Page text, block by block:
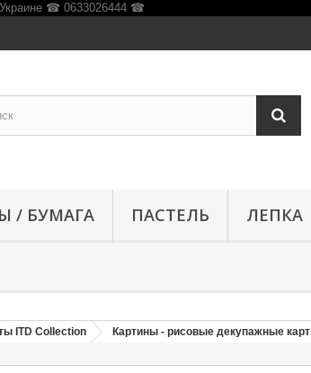
/ БУМАГА ПАСТЕЛЬ ЛЕПКА
ITD Collection Картины - рисовые декупажные